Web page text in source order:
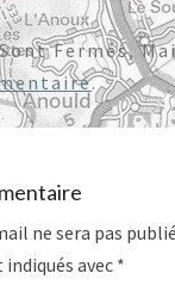
Fermés,
.
ne sera pas
avec *